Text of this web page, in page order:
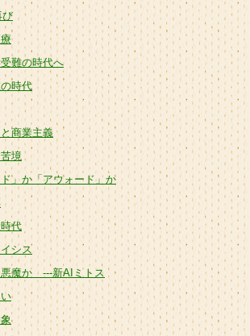
難の時代へ
時代
商業主義
境
」か「アウォード」か
代
シス
悪魔か ---新AIミトス